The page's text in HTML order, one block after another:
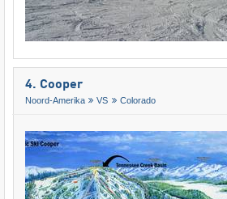
4. Cooper
Noord-Amerika VS Colorado